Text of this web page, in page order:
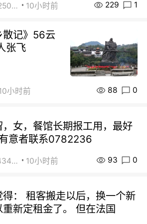
街友64250024 10小时前 229 1
散记》56云
张飞
小时前 88 0
女，餐馆长期报工用，最好
意者联系0782236
街友74434350 10小时前 93 0
： 租客搬走以后，换一个新
新定租金了。 但在法国